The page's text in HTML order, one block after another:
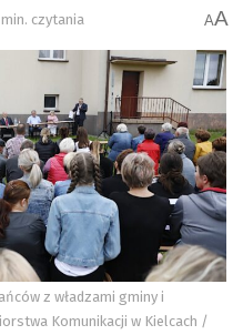
min. czytania AA
z władzami gminy i
Komunikacji w Kielcach /